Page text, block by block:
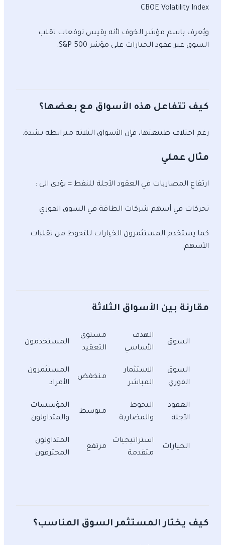
CBOE Volatility Index
ويُعرف باسم مؤشر الخوف لأنه يقيس توقعات تقلب
السوق عبر عقود الخيارات على مؤشر S&P 500.
كيف تتفاعل هذه الأسواق مع بعضها؟
رغم اختلاف طبيعتها، فإن الأسواق الثلاثة مترابطة بشدة.
مثال عملي
ارتفاع المضاربات في العقود الآجلة للنفط = يؤدي الى :
تحركات في أسهم شركات الطاقة في السوق الفوري
كما يستخدم المستثمرون الخيارات للتحوط من تقلبات
الأسهم.
مقارنة بين الأسواق الثلاثة
السوق
الهدف
الأساسي
مستوى
التعقيد
المستخدمون
السوق
الفوري
الاستثمار
المباشر
منخفض
المستثمرون
الأفراد
العقود
الآجلة
التحوط
والمضاربة
متوسط
المؤسسات
والمتداولون
الخيارات
استراتيجيات
متقدمة
مرتفع
المتداولون
المحترفون
كيف يختار المستثمر السوق المناسب؟